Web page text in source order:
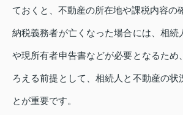
ておくと、不動産の所在地や課税内容の
納税義務者が亡くなった場合には、相続
や現所有者申告書などが必要となるため
ろえる前提として、相続人と不動産の状
とが重要です。